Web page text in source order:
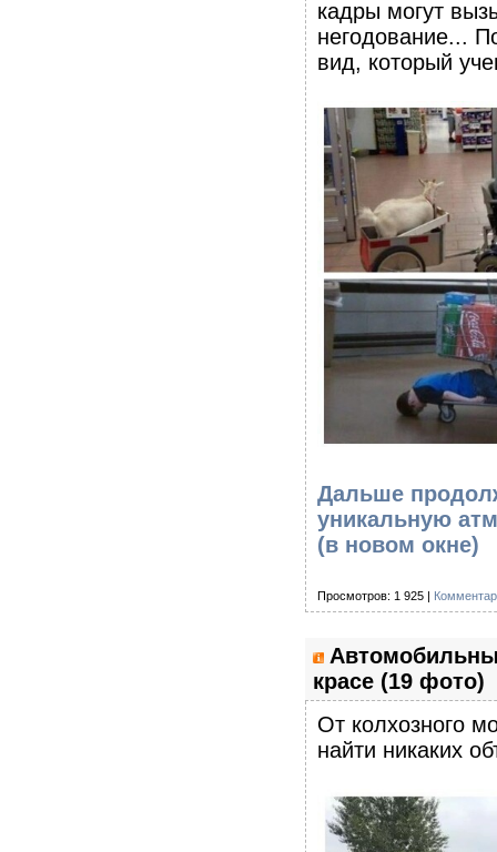
кадры могут
негодование...
вид, который
Дальше
уникальную
(в новом окне)
Просмотров: 1 925 |
красе (19 фото)
От колхозного
найти никаких